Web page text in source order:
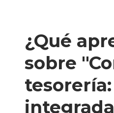
¿Qué
sobre